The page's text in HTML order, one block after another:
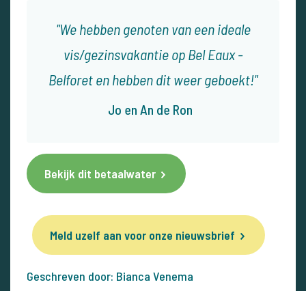
We hebben genoten van een ideale
vis/gezinsvakantie op Bel Eaux -
Belforet en hebben dit weer geboekt!
Jo en An de Ron
Bekijk dit betaalwater
Meld uzelf aan voor onze nieuwsbrief
Geschreven door: Bianca Venema